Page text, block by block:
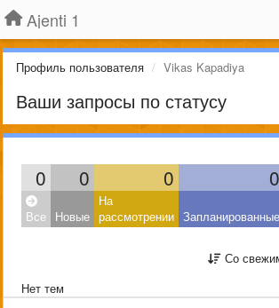
Ajenti 1
Профиль пользователя Vikas Kapadiya
Ваши запросы по статусу
0 0 0 0
Все Новые
На
рассмотрении Запланированные
Со
Нет тем